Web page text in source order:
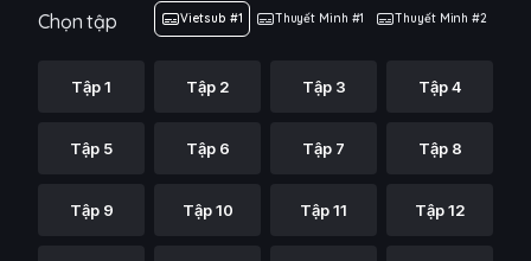
Chọn tập Vietsub #1 Thuyết Minh #1 Thuyết Minh #2
Tập 1 Tập 2 Tập 3 Tập 4
Tập 5 Tập 6 Tập 7 Tập 8
Tập 9 Tập 10 Tập 11 Tập 12